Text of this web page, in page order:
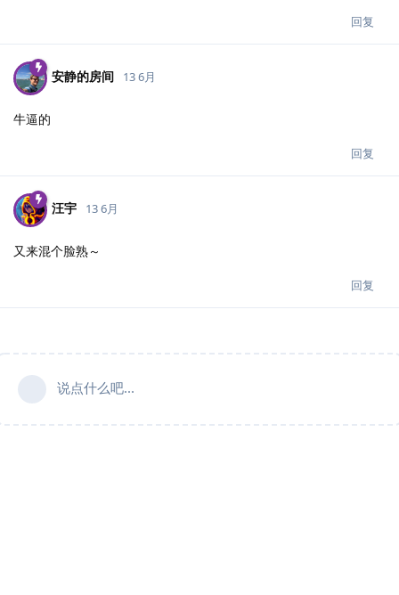
回复
安静的房间 13 6月
牛逼的
回复
汪宇 13 6月
又来混个脸熟～
回复
说点什么吧...